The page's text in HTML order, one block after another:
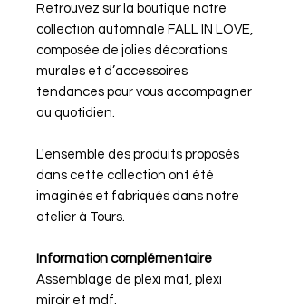
Retrouvez sur la boutique notre
collection automnale FALL IN LOVE,
composée de jolies décorations
murales et d’accessoires
tendances pour vous accompagner
au quotidien.
L'ensemble des produits proposés
dans cette collection ont été
imaginés et fabriqués dans notre
atelier à Tours.
Information complémentaire
Assemblage de plexi mat, plexi
miroir et mdf.